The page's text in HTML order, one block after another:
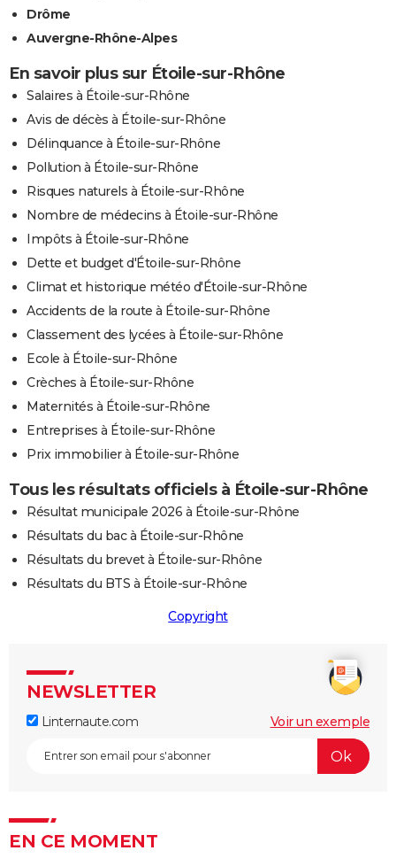
Drôme
Auvergne-Rhône-Alpes
En savoir plus sur Étoile-sur-Rhône
Salaires à Étoile-sur-Rhône
Avis de décès à Étoile-sur-Rhône
Délinquance à Étoile-sur-Rhône
Pollution à Étoile-sur-Rhône
Risques naturels à Étoile-sur-Rhône
Nombre de médecins à Étoile-sur-Rhône
Impôts à Étoile-sur-Rhône
Dette et budget d'Étoile-sur-Rhône
Climat et historique météo d'Étoile-sur-Rhône
Accidents de la route à Étoile-sur-Rhône
Classement des lycées à Étoile-sur-Rhône
Ecole à Étoile-sur-Rhône
Crèches à Étoile-sur-Rhône
Maternités à Étoile-sur-Rhône
Entreprises à Étoile-sur-Rhône
Prix immobilier à Étoile-sur-Rhône
Tous les résultats officiels à Étoile-sur-Rhône
Résultat municipale 2026 à Étoile-sur-Rhône
Résultats du bac à Étoile-sur-Rhône
Résultats du brevet à Étoile-sur-Rhône
Résultats du BTS à Étoile-sur-Rhône
Copyright
NEWSLETTER
Linternaute.com Voir un exemple
EN CE MOMENT